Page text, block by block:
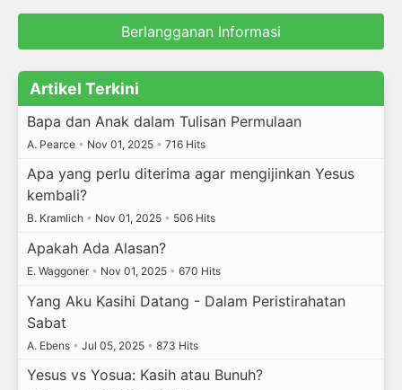
Berlangganan Informasi
Artikel Terkini
Bapa dan Anak dalam Tulisan Permulaan
A. Pearce • Nov 01, 2025 • 716 Hits
Apa yang perlu diterima agar mengijinkan Yesus
kembali?
B. Kramlich • Nov 01, 2025 • 506 Hits
Apakah Ada Alasan?
E. Waggoner • Nov 01, 2025 • 670 Hits
Yang Aku Kasihi Datang - Dalam Peristirahatan
Sabat
A. Ebens • Jul 05, 2025 • 873 Hits
Yesus vs Yosua: Kasih atau Bunuh?